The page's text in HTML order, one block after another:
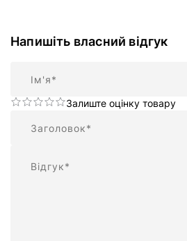
Напишіть власний відгук
Залиште оцінку товару